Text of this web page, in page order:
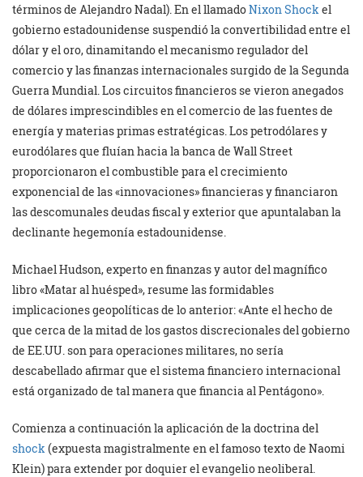
términos de Alejandro Nadal). En el llamadoNixon Shock el
gobierno estadounidense suspendió la convertibilidad entre el
dólar y el oro, dinamitando el mecanismo regulador del
comercio y las finanzas internacionales surgido de la Segunda
Guerra Mundial. Los circuitos financieros se vieron anegados
de dólares imprescindibles en el comercio de las fuentes de
energía y materias primas estratégicas. Los petrodólares y
eurodólares que fluían hacia la banca de Wall Street
proporcionaron el combustible para el crecimiento
exponencial de las «innovaciones» financieras y financiaron
las descomunales deudas fiscal y exterior que apuntalaban la
declinante hegemonía estadounidense.
Michael Hudson, experto en finanzas y autor del magnífico
libro «Matar al huésped», resume las formidables
implicaciones geopolíticas de lo anterior: «Ante el hecho de
que cerca de la mitad de los gastos discrecionales del gobierno
de EE.UU. son para operaciones militares, no sería
descabellado afirmar que el sistema financiero internacional
está organizado de tal manera que financia al Pentágono».
Comienza a continuación la aplicación de la doctrina del
shock (expuesta magistralmente en el famoso texto de Naomi
Klein) para extender por doquier el evangelio neoliberal.